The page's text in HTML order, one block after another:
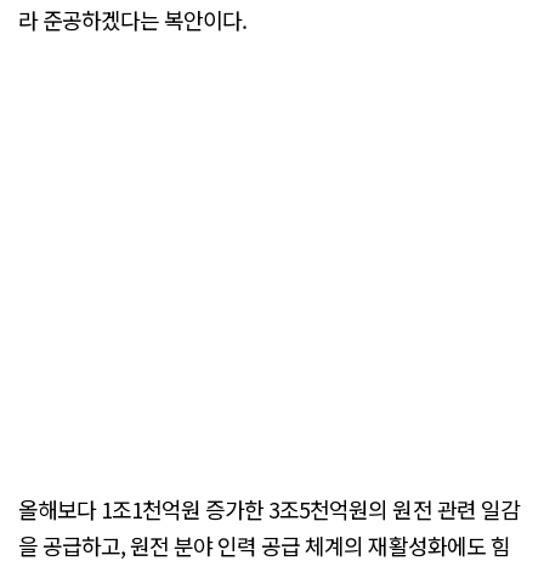
라 준공하겠다는 복안이다.
올해보다 1조1천억원 증가한 3조5천억원의 원전 관련 일감
을 공급하고, 원전 분야 인력 공급 체계의 재활성화에도 힘